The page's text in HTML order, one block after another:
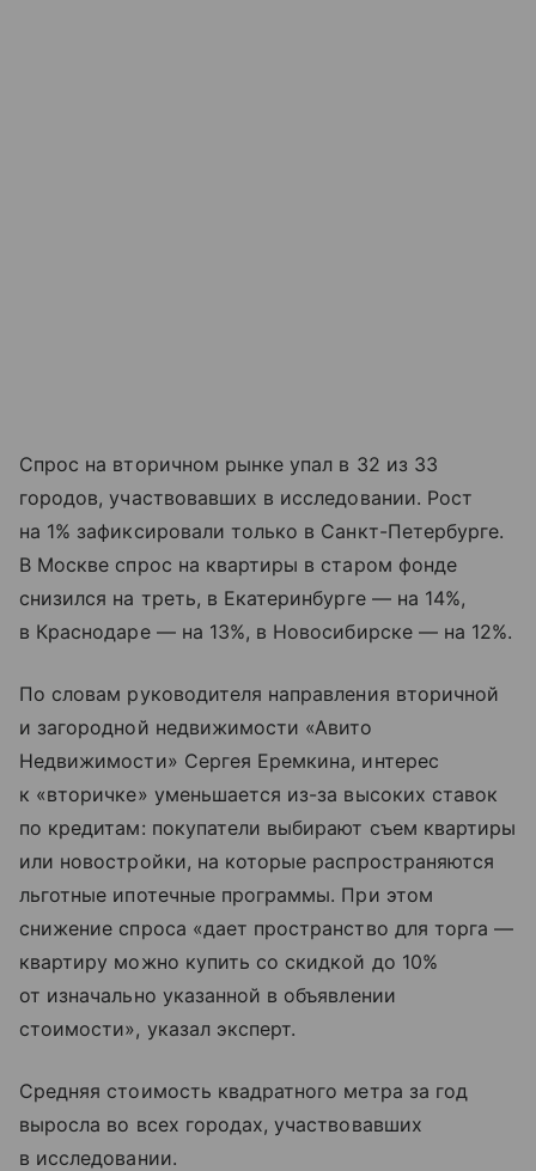
Спрос на вторичном рынке упал в 32 из 33
городов, участвовавших в исследовании. Рост
на 1% зафиксировали только в Санкт-Петербурге.
В Москве спрос на квартиры в старом фонде
снизился на треть, в Екатеринбурге — на 14%,
в Краснодаре — на 13%, в Новосибирске — на 12%.
По словам руководителя направления вторичной
и загородной недвижимости «Авито
Недвижимости» Сергея Еремкина, интерес
к «вторичке» уменьшается из-за высоких ставок
по кредитам: покупатели выбирают съем квартиры
или новостройки, на которые распространяются
льготные ипотечные программы. При этом
снижение спроса «дает пространство для торга —
квартиру можно купить со скидкой до 10%
от изначально указанной в объявлении
стоимости», указал эксперт.
Средняя стоимость квадратного метра за год
выросла во всех городах, участвовавших
в исследовании.